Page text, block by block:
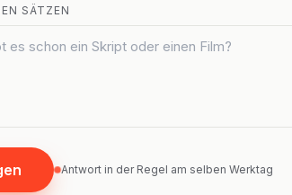
SÄTZEN
Antwort in der Regel am selben Werktag